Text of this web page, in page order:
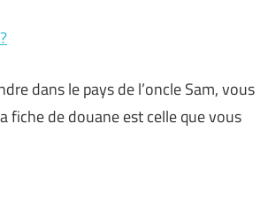
dans le pays de l’oncle Sam, vous
fiche de douane est celle que vous